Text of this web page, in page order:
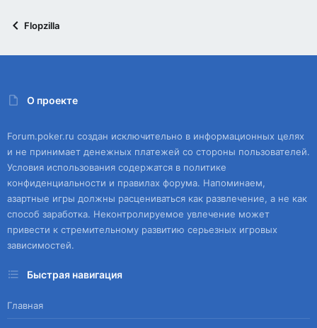
Flopzilla
О проекте
Forum.poker.ru создан исключительно в информационных целях
и не принимает денежных платежей со стороны пользователей.
Условия использования содержатся в политике
конфиденциальности и правилах форума. Напоминаем,
азартные игры должны расцениваться как развлечение, а не как
способ заработка. Неконтролируемое увлечение может
привести к стремительному развитию серьезных игровых
зависимостей.
Быстрая навигация
Главная